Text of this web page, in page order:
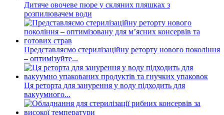
Дитяче овочеве пюре у скляних пляшках з
розпилювачем води
Представляємо стерилізаційну реторту нового покоління
– оптимізуйте...
Ця реторта для занурення у воду підходить для
вакуумного...